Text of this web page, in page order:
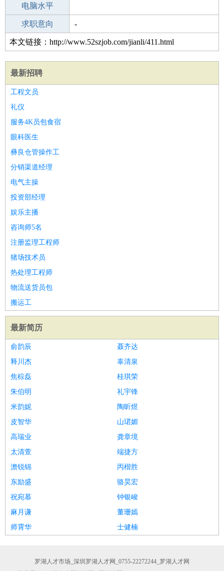
微信号码
电脑水平
外语水平
求职意向 -
本文链接：http://www.52szjob.com/jianli/411.html
最新招聘
工程文员
礼仪
服务4K员包食宿
眼科医生
彝良仓管操作工
分销渠道经理
电气主操
投资部经理
娱乐主播
咨询师5名
注册监理工程师
猪场技术员
热处理工程师
物流送货员包
搬运工
最新简历
俞韵辰
聂齐达
释川杰
辜清泉
焦棕磊
桂琪荣
朱伯明
礼宇锋
米韵妮
陶昕煜
皮智华
山珺媚
高瑞业
龚章境
太清萱
端捷方
澹锐锦
丙楷胜
东励盛
骆昊宏
祝宛慕
钟银峻
麻月谦
董珊嫣
师霄华
士健楠
罗湖人才市场_深圳罗湖人才网_0755-22272244_罗湖人才网